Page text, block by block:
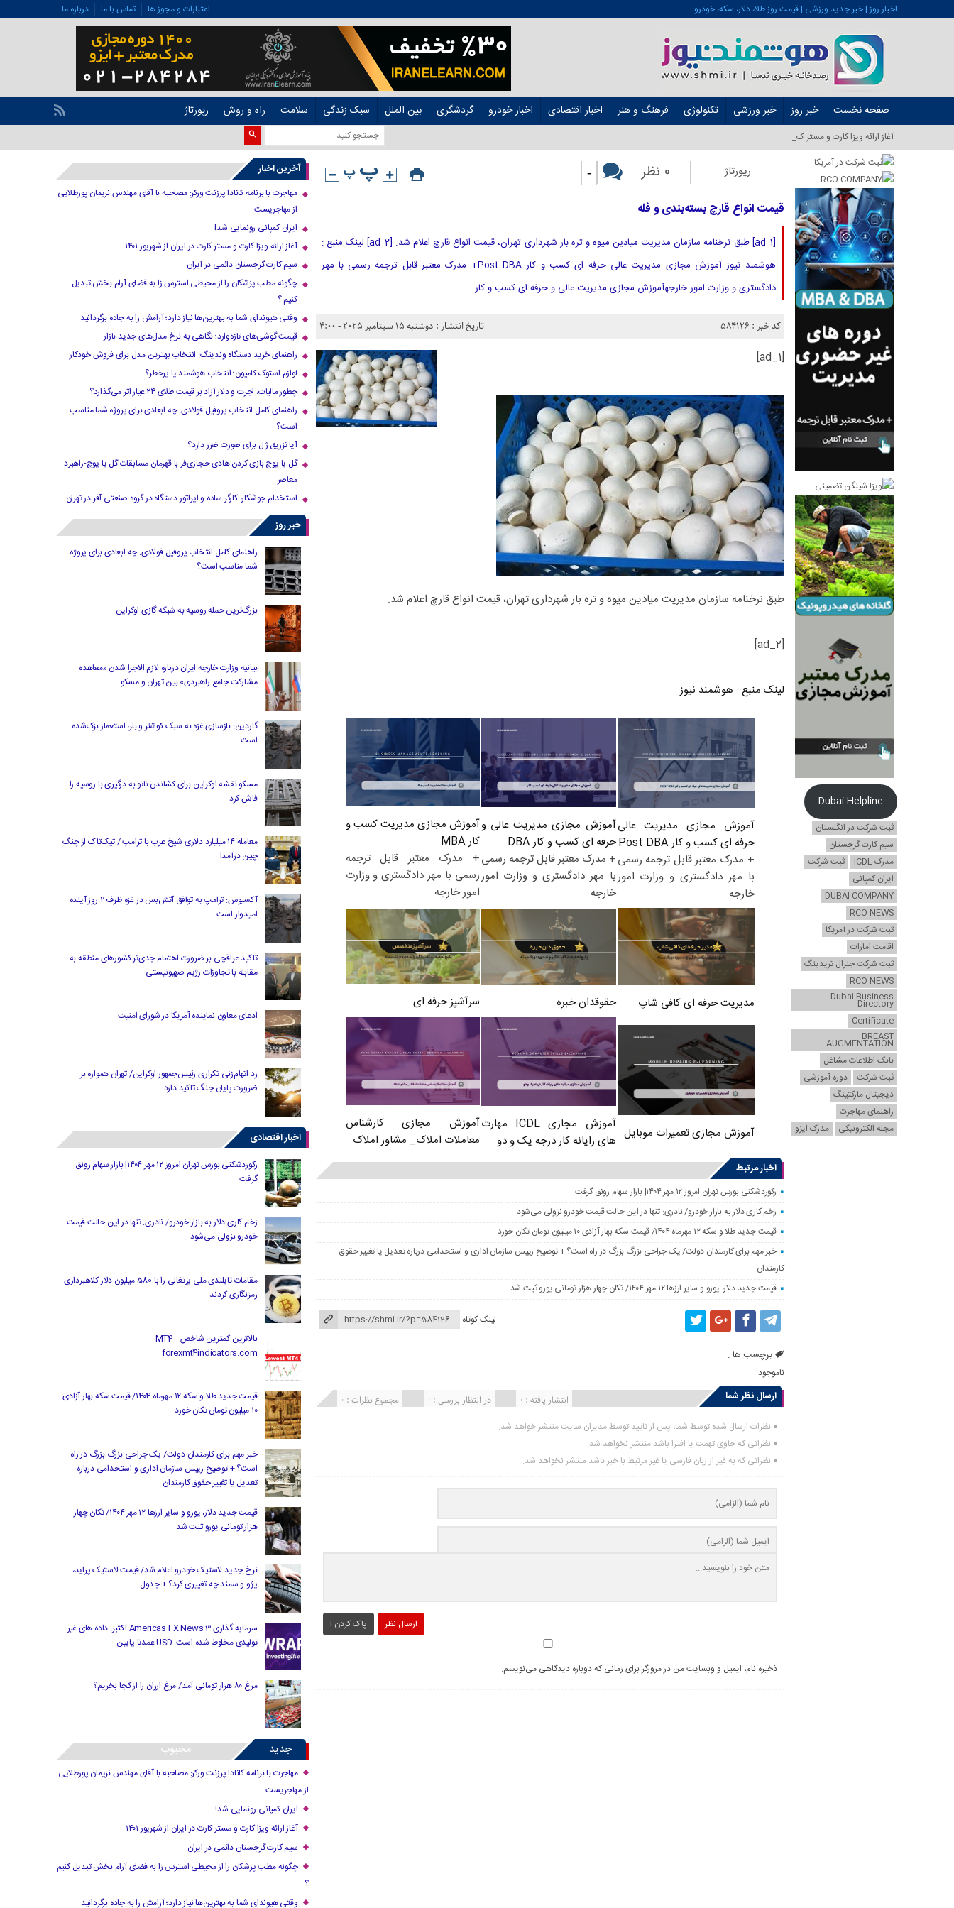
اخبار روز | خبر جدید ورزشی | قیمت روز طلا، دلار، سکه، خودرو اعتبارات و مجوز ها تماس با ما درباره ما
صفحه نخست خبر روز خبر ورزشی تکنولوژی فرهنگ و هنر اخبار اقتصادی اخبار خودرو گردشگری بین الملل سبک زندگی سلامت راه و روش رپورتاژ
آغاز ارائه ویزا کارت و مستر کارت در ایران _
رپورتاژ 0 نظر -
قیمت انواع قارچ بسته‌بندی و فله
[ad_1] طبق نرخنامه سازمان مدیریت میادین میوه و تره بار شهرداری تهران، قیمت انواع قارچ اعلام شد. [ad_2] لینک منبع :
هوشمند نیوز آموزش مجازی مدیریت عالی حرفه ای کسب و کار Post DBA+ مدرک معتبر قابل ترجمه رسمی با مهر
دادگستری و وزارت امور خارجهآموزش مجازی مدیریت عالی و حرفه ای کسب و کار
کد خبر : 584126 تاریخ انتشار : دوشنبه 15 سپتامبر 2025 - 4:00
[ad_1]
طبق نرخنامه سازمان مدیریت میادین میوه و تره بار شهرداری تهران، قیمت انواع قارچ اعلام شد.
[ad_2]
لینک منبع : هوشمند نیوز
آموزش مجازی مدیریت عالی
حرفه ای کسب و کار Post DBA
+ مدرک معتبر قابل ترجمه رسمی
با مهر دادگستری و وزارت امور
خارجه
آموزش مجازی مدیریت عالی و
حرفه ای کسب و کار DBA
+ مدرک معتبر قابل ترجمه رسمی
با مهر دادگستری و وزارت امور
خارجه
آموزش مجازی مدیریت کسب و
کار MBA
+ مدرک معتبر قابل ترجمه
رسمی با مهر دادگستری و وزارت
امور خارجه
مدیریت حرفه ای کافی شاپ حقوقدان خبره سرآشپز حرفه ای
آموزش مجازی تعمیرات موبایل
آموزش مجازی ICDL مهارت
های رایانه کار درجه یک و دو
آموزش مجازی کارشناس
معاملات املاک_ مشاور املاک
اخبار مرتبط
رکوردشکنی بورس تهران امروز ۱۲ مهر ۱۴۰۴| بازار سهام رونق گرفت
زخم کاری دلار به بازار خودرو/ نادری: تنها در این حالت قیمت خودرو نزولی می‌شود
قیمت جدید طلا و سکه ۱۲ مهرماه ۱۴۰۴/ قیمت سکه بهار آزادی ۱۰ میلیون تومان تکان خورد
خبر مهم برای کارمندان دولت/ یک جراحی بزرگ بزرگ در راه است؟ + توضیح رییس سازمان اداری و استخدامی درباره تعدیل یا تغییر حقوق
کارمندان
قیمت جدید دلار، یورو و سایر ارزها ۱۲ مهر ۱۴۰۴/ تکان چهار هزار تومانی یورو ثبت شد
لینک کوتاه
برچسب ها :
ناموجود
ارسال نظر شما مجموع نظرات : 0 در انتظار بررسی : 0 انتشار یافته : 0
نظرات ارسال شده توسط شما، پس از تایید توسط مدیران سایت منتشر خواهد شد.
نظراتی که حاوی تهمت یا افترا باشد منتشر نخواهد شد.
نظراتی که به غیر از زبان فارسی یا غیر مرتبط با خبر باشد منتشر نخواهد شد.
ارسال نظر پاک کردن !
ذخیره نام، ایمیل و وبسایت من در مرورگر برای زمانی که دوباره دیدگاهی می‌نویسم.
Dubai Helpline
ثبت شرکت در انگلستان
سیم کارت گرجستان
مدرک ICDL
ثبت شرکت
ایران کمپانی
DUBAI COMPANY
RCO NEWS
ثبت شرکت در آمریکا
اقامت امارات
ثبت شرکت جنرال تریدینگ
RCO NEWS
Dubai Business
Directory
Certificate
BREAST
AUGMENTATION
بانک اطلاعات مشاغل
ثبت شرکت
دوره آموزشی
دیجیتال مارکتینگ
راهنمای مهاجرت
مجله الکترونیکی
مدرک ایزو
آخرین اخبار
مهاجرت با برنامه کانادا پرزنت ورکر: مصاحبه با آقای مهندس نریمان پورطلایی
از مهاجریست
ایران کمپانی رونمایی شد!
آغاز ارائه ویزا کارت و مستر کارت در ایران از شهریور ۱۴۰۱
سیم کارت گرجستان دائمی در ایران
چگونه مطب پزشکان را از محیطی استرس زا به فضای آرام بخش تبدیل
کنیم ؟
وقتی هیوندای شما به بهترین‌ها نیاز دارد؛ آرامش را به جاده برگردانید
قیمت گوشی‌های تازه‌وارد؛ نگاهی به نرخ مدل‌های جدید بازار
راهنمای خرید دستگاه وندینگ: انتخاب بهترین مدل برای فروش خودکار
لوازم استوک کامیون؛ انتخاب هوشمند یا پرخطر؟
چطور مالیات، اجرت و دلار آزاد بر قیمت طلای ۲۴ عیار اثر می‌گذارد؟
راهنمای کامل انتخاب پروفیل فولادی: چه ابعادی برای پروژه شما مناسب
است؟
آیا تزریق ژل برای صورت ضرر دارد​؟
گل یا پوچ بازی کردن هادی حجازی‌فر با قهرمان مسابقات گل یا پوچ-راهبرد
معاصر
استخدام جوشکار، کارگر ساده و اپراتور دستگاه در گروه صنعتی آفر در تهران
خبر روز
راهنمای کامل انتخاب پروفیل فولادی: چه ابعادی برای پروژه
شما مناسب است؟
بزرگ‌ترین حمله روسیه به شبکه گازی اوکراین
بیانیه وزارت خارجه ایران درباره لازم‌ الاجرا شدن «معاهده
مشارکت جامع راهبردی» بین تهران و مسکو
گاردین: بازسازی غزه به سبک کوشنر و بلر، استعمار بزک‌شده
است
مسکو نقشه اوکراین برای کشاندن ناتو به درگیری با روسیه را
فاش کرد
معامله ۱۴ میلیارد دلاری شیخ عرب با ترامپ / تیک‌تاک از چنگ
چین درآمد!
آکسیوس: ترامپ به توافق آتش‌بس در غزه ظرف ۲ روز آینده
امیدوار است
تاکید عراقچی بر ضرورت اهتمام جدی‌تر کشورهای منطقه به
مقابله با تجاوزات رژیم صهیونیستی
ادعای معاون نماینده آمریکا در شورای امنیت
رد اتهام‌زنی تکراری رئیس‌جمهور اوکراین/ تهران همواره بر
ضرورت پایان جنگ تاکید دارد
اخبار اقتصادی
رکوردشکنی بورس تهران امروز ۱۲ مهر ۱۴۰۴| بازار سهام رونق
گرفت
زخم کاری دلار به بازار خودرو/ نادری: تنها در این حالت قیمت
خودرو نزولی می‌شود
مقامات تایلندی ملی پرتغالی را با 580 میلیون دلار کلاهبرداری
رمزنگاری کردند
بالاترین کمترین شاخص MT4 –
forexmt4indicators.com
قیمت جدید طلا و سکه ۱۲ مهرماه ۱۴۰۴/ قیمت سکه بهار آزادی
۱۰ میلیون تومان تکان خورد
خبر مهم برای کارمندان دولت/ یک جراحی بزرگ بزرگ در راه
است؟ + توضیح رییس سازمان اداری و استخدامی درباره
تعدیل یا تغییر حقوق کارمندان
قیمت جدید دلار، یورو و سایر ارزها ۱۲ مهر ۱۴۰۴/ تکان چهار
هزار تومانی یورو ثبت شد
نرخ جدید لاستیک خودرو اعلام شد/ قیمت لاستیک پراید،
پژو و سمند چه تغییری کرد؟ + جدول
سرمایه گذاری Americas FX News 3 اکتبر: داده های غیر
تولیدی مخلوط شده است. USD عمدتا پایین.
مرغ ۸۰ هزار تومانی آمد/ مرغ ارزان را از کجا بخریم؟
جدید محبوب
مهاجرت با برنامه کانادا پرزنت ورکر: مصاحبه با آقای مهندس نریمان پورطلایی
از مهاجریست
ایران کمپانی رونمایی شد!
آغاز ارائه ویزا کارت و مستر کارت در ایران از شهریور ۱۴۰۱
سیم کارت گرجستان دائمی در ایران
چگونه مطب پزشکان را از محیطی استرس زا به فضای آرام بخش تبدیل کنیم
؟
وقتی هیوندای شما به بهترین‌ها نیاز دارد؛ آرامش را به جاده برگردانید